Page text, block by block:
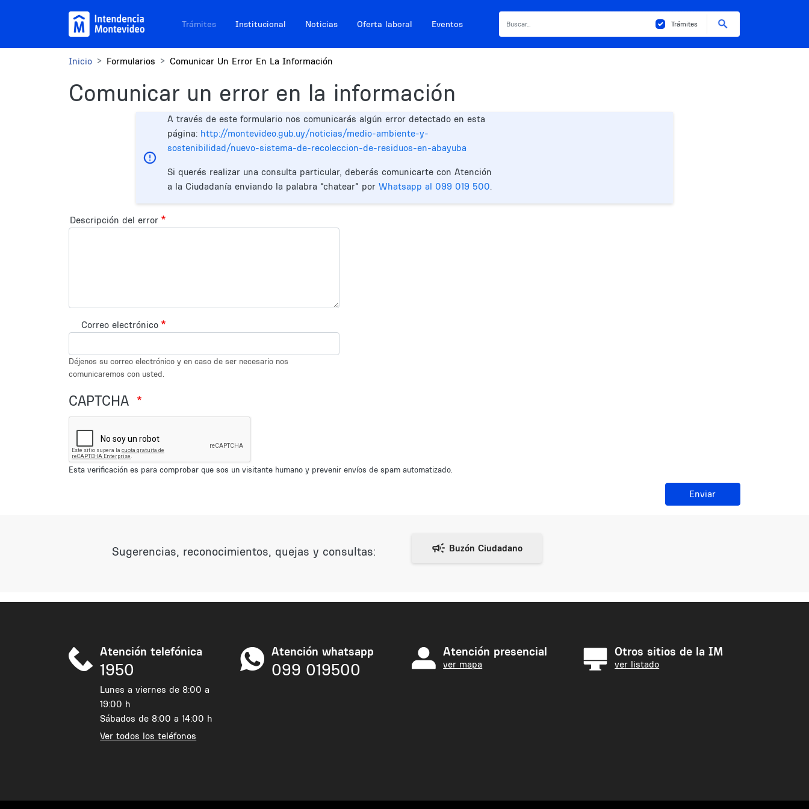
Navegación sitios
Trámites Institucional Noticias Oferta laboral Eventos Trámites
Inicio Formularios Comunicar Un Error En La Información
Comunicar un error en la información
A través de este formulario nos comunicarás algún error detectado en esta
página: http://montevideo.gub.uy/noticias/medio-ambiente-y-
sostenibilidad/nuevo-sistema-de-recoleccion-de-residuos-en-abayuba
Si querés realizar una consulta particular, deberás comunicarte con Atención
a la Ciudadanía enviando la palabra “chatear” por Whatsapp al 099 019 500.
Descripción del error
Correo electrónico
Déjenos su correo electrónico y en caso de ser necesario nos
comunicaremos con usted.
CAPTCHA
Esta verificación es para comprobar que sos un visitante humano y prevenir envíos de spam automatizado.
Enviar
Sugerencias, reconocimientos, quejas y consultas:
Atención telefónica
1950
Lunes a viernes de 8:00 a
19:00 h
Sábados de 8:00 a 14:00 h
Ver todos los teléfonos
Atención whatsapp
099 019500
Atención presencial
ver mapa
Otros sitios de la IM
ver listado